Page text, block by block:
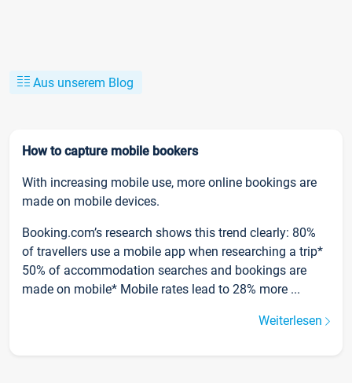
Aus unserem Blog
How to capture mobile bookers
With increasing mobile use, more online bookings are
made on mobile devices.
Booking.com’s research shows this trend clearly: 80%
of travellers use a mobile app when researching a trip*
50% of accommodation searches and bookings are
made on mobile* Mobile rates lead to 28% more ...
Weiterlesen